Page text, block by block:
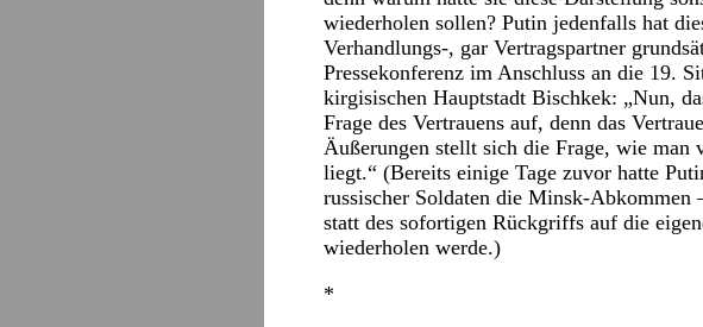
wiederholen sollen? Putin jedenfalls hat
Verhandlungs-, gar Vertragspartner
Pressekonferenz im Anschluss an die 19.
kirgisischen Hauptstadt Bischkek: „Nun,
Frage des Vertrauens auf, denn das
Äußerungen stellt sich die Frage, wie man
liegt.“ (Bereits einige Tage zuvor hatte
russischer Soldaten die Minsk-Abkommen
statt des sofortigen Rückgriffs auf die
wiederholen werde.)
*